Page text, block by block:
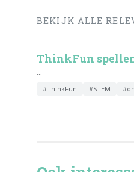
BEKIJK ALLE
ThinkFun
...
#ThinkFun #STEM